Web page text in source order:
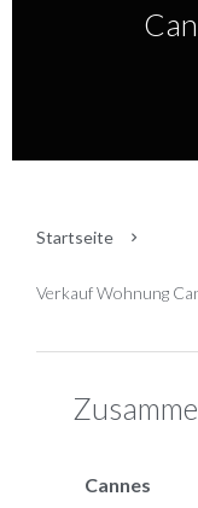
Startseite
Verkauf Wohnung
Cannes